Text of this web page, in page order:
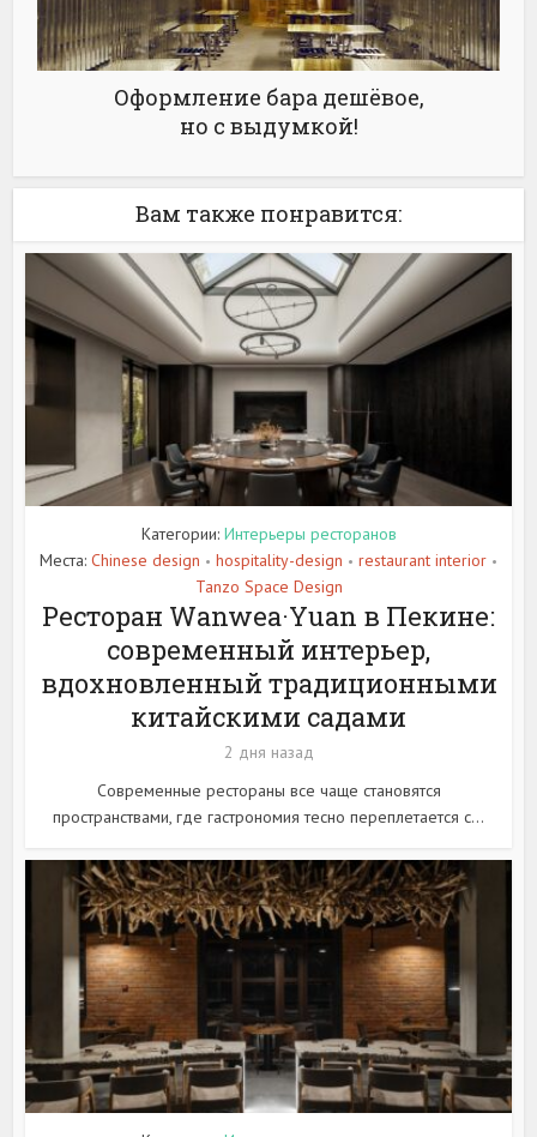
Оформление бара дешёвое,
но с выдумкой!
Вам также понравится:
Категории: Интерьеры ресторанов
Места: Chinese design • hospitality-design • restaurant interior •
Tanzo Space Design
Ресторан Wanwea·Yuan в Пекине:
современный интерьер,
вдохновленный традиционными
китайскими садами
2 дня назад
Современные рестораны все чаще становятся
пространствами, где гастрономия тесно переплетается с...